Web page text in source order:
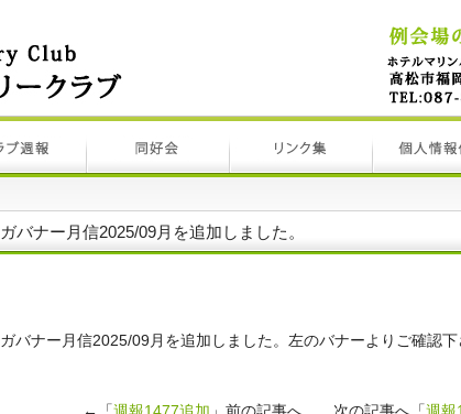
ガバナー月信2025/09月を追加しました。
ガバナー月信2025/09月を追加しました。左のバナーよりご確認下